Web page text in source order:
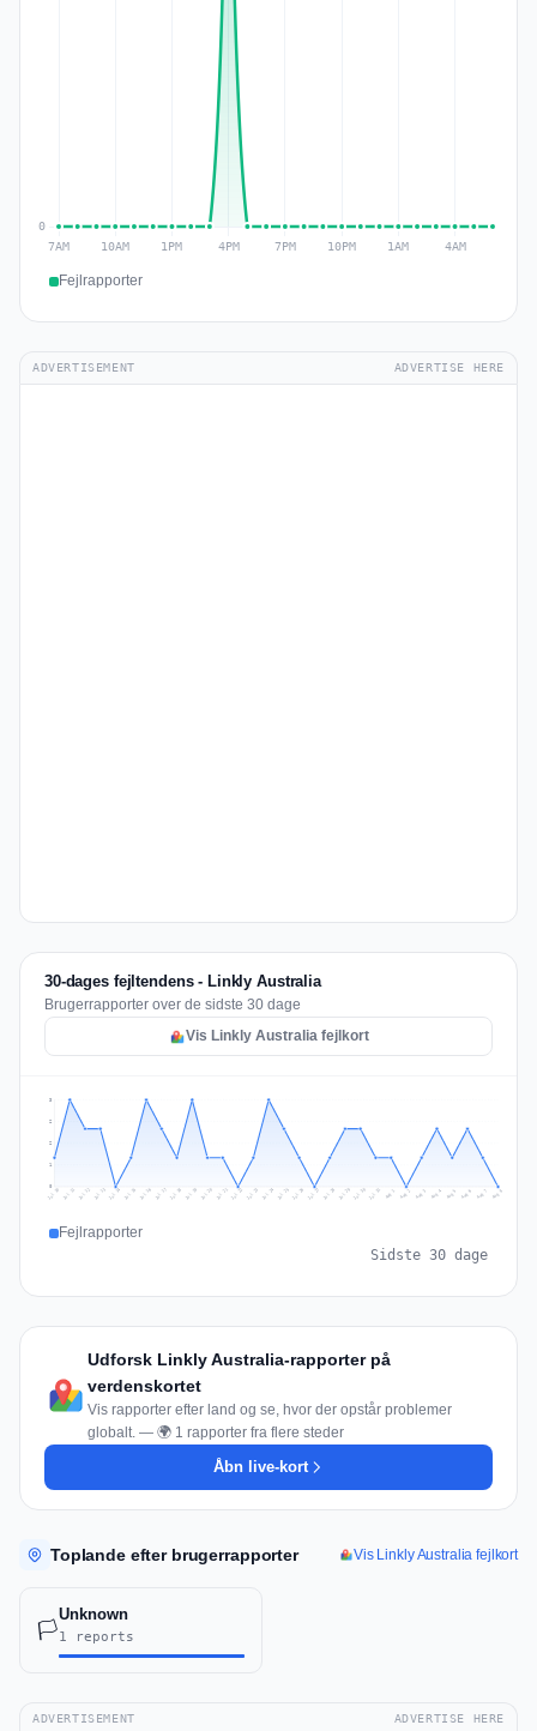
Fejlrapporter
ADVERTISEMENT ADVERTISE HERE
30-dages fejltendens - Linkly Australia
Brugerrapporter over de sidste 30 dage
Vis Linkly Australia fejlkort
1
2
2
3
Jul 10 Jul 11 Jul 12 Jul 13 Jul 14 Jul 15 Jul 16 Jul 17 Jul 18 Jul 19 Jul 20 Jul 21 Jul 22 Jul 23 Jul 24 Jul 25 Jul 26 Jul 27 Jul 28 Jul 29 Jul 30 Jul 31 Aug 1 Aug 2 Aug 3 Aug 4 Aug 5 Aug 6 Aug 7 Aug 8
Fejlrapporter
Sidste 30 dage
Udforsk Linkly Australia-rapporter på
verdenskortet
Vis rapporter efter land og se, hvor der opstår problemer
globalt. — 🌍 1 rapporter fra flere steder
Åbn live-kort
Toplande efter brugerrapporter Vis Linkly Australia fejlkort
🏳️
Unknown
1 reports
ADVERTISEMENT ADVERTISE HERE